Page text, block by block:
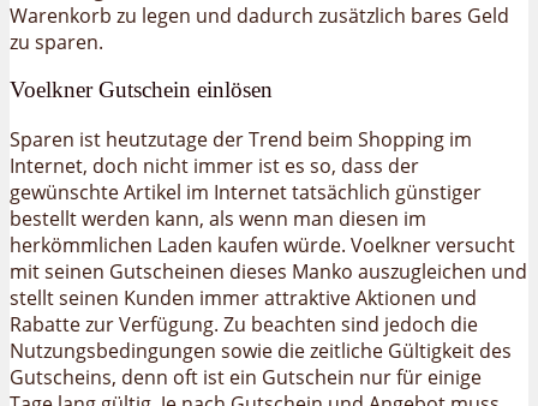
Warenkorb zu legen und dadurch zusätzlich bares Geld
zu sparen.
Voelkner Gutschein einlösen
Sparen ist heutzutage der Trend beim Shopping im
Internet, doch nicht immer ist es so, dass der
gewünschte Artikel im Internet tatsächlich günstiger
bestellt werden kann, als wenn man diesen im
herkömmlichen Laden kaufen würde. Voelkner versucht
mit seinen Gutscheinen dieses Manko auszugleichen und
stellt seinen Kunden immer attraktive Aktionen und
Rabatte zur Verfügung. Zu beachten sind jedoch die
Nutzungsbedingungen sowie die zeitliche Gültigkeit des
Gutscheins, denn oft ist ein Gutschein nur für einige